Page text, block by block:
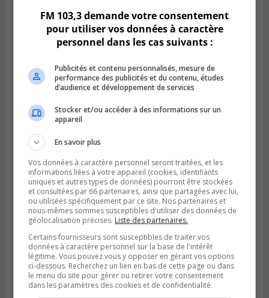
Publié le 4 août 2026 à 07h27
Les clubs de la Rive-Sud récoltent des
points en Ligue 1 Québec
SAINT-CATHERINE
Publié le 3 août 2026 à 13h52
Martin-Olivier Cardinal change de cap et
rejoint la LHJMQ
FM 103,3 demande votre consentement
pour utiliser vos données à caractère
personnel dans les cas suivants :
Publicités et contenu personnalisés, mesure de
performance des publicités et du contenu, études
d’audience et développement de services
Stocker et/ou accéder à des informations sur un
appareil
En savoir plus
Vos données à caractère personnel seront traitées, et les
informations liées à votre appareil (cookies, identifiants
uniques et autres types de données) pourront être stockées
et consultées par 66 partenaires, ainsi que partagées avec lui,
ou utilisées spécifiquement par ce site. Nos partenaires et
nous-mêmes sommes susceptibles d'utiliser des données de
géolocalisation précises. Liste des partenaires.
Certains fournisseurs sont susceptibles de traiter vos
données à caractère personnel sur la base de l'intérêt
légitime. Vous pouvez vous y opposer en gérant vos options
ci-dessous. Recherchez un lien en bas de cette page ou dans
le menu du site pour gérer ou retirer votre consentement
dans les paramètres des cookies et de confidentialité.